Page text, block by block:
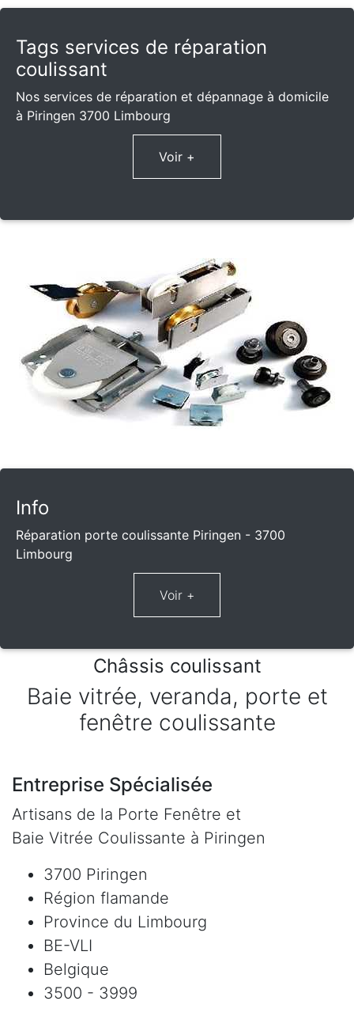
Tags services de réparation
coulissant
Nos services de réparation et dépannage à domicile
à Piringen 3700 Limbourg
Voir +
Info
Réparation porte coulissante Piringen - 3700
Limbourg
Châssis coulissant
Baie vitrée, veranda, porte et
fenêtre coulissante
Entreprise Spécialisée
Artisans de la Porte Fenêtre et
Baie Vitrée Coulissante à Piringen
3700 Piringen
Région flamande
Province du Limbourg
BE-VLI
Belgique
3500 - 3999